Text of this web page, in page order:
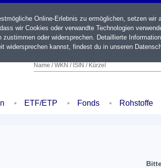
Name / WKN / ISIN / Kürzel
ETF/ETP Fonds Rohstoffe
Online-Erlebnis zu ermöglichen, setzen
wir Cookies oder verwandte Technologien
oder widersprechen. Detaillierte
widersprechen kannst, findest du in unseren